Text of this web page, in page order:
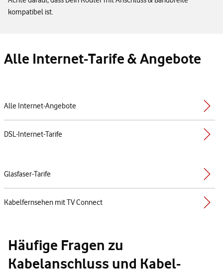
kompatibel ist.
Alle Internet-Tarife & Angebote
Alle Internet-Angebote
DSL-Internet-Tarife
Glasfaser-Tarife
Kabelfernsehen mit TV Connect
Häufige Fragen zu
Kabelanschluss und Kabel-